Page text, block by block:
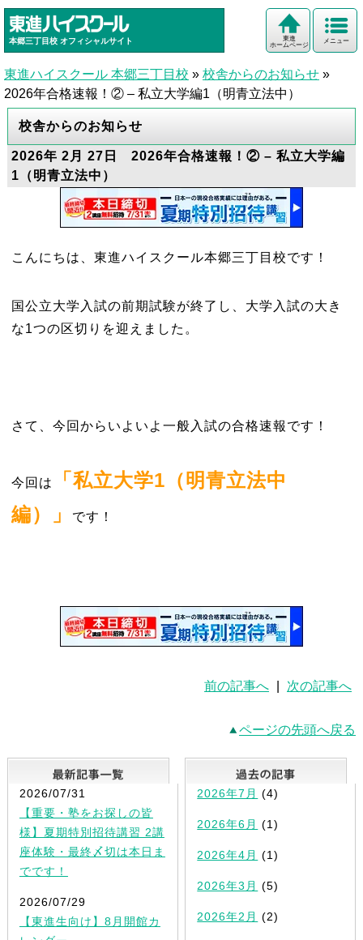
本郷三丁目校 オフィシャルサイト メニュー
東進
ホームページ
東進ハイスクール 本郷三丁目校 » 校舎からのお知らせ »
2026年合格速報！② – 私立大学編1（明青立法中）
校舎からのお知らせ
2026年 2月 27日 2026年合格速報！② – 私立大学編
1（明青立法中）
こんにちは、東進ハイスクール本郷三丁目校です！
国公立大学入試の前期試験が終了し、大学入試の大き
な1つの区切りを迎えました。
さて、今回からいよいよ一般入試の合格速報です！
今回は
「私立大学1（明青立法中
編）」
です！
前の記事へ 次の記事へ
ページの先頭へ戻る
最新記事一覧
2026/07/31
【重要・塾をお探しの皆
様】夏期特別招待講習 2講
座体験・最終〆切は本日ま
でです！
2026/07/29
【東進生向け】8月開館カ
2026年7月 (4)
2026年6月 (1)
2026年4月 (1)
2026年3月 (5)
2026年2月 (2)